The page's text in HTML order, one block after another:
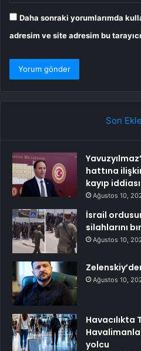
Daha sonraki yorumlarımda
adresim ve site adresim bu
Son
hattına
kayıp iddiası
Ağustos 10,
İsrail
silahlarını
Ağustos 10,
Ağustos 10,
Havacılıkta
yolcu